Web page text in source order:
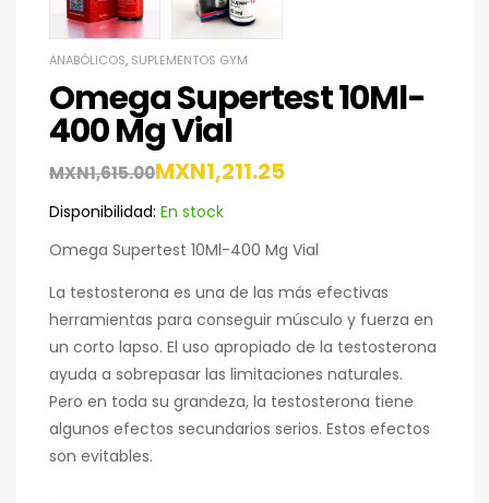
ANABÓLICOS, SUPLEMENTOS GYM
Omega Supertest 10Ml-
400 Mg Vial
MXN1,615.00MXN1,211.25
Disponibilidad: En stock
Omega Supertest 10Ml-400 Mg Vial
La testosterona es una de las más efectivas
herramientas para conseguir músculo y fuerza en
un corto lapso. El uso apropiado de la testosterona
ayuda a sobrepasar las limitaciones naturales.
Pero en toda su grandeza, la testosterona tiene
algunos efectos secundarios serios. Estos efectos
son evitables.